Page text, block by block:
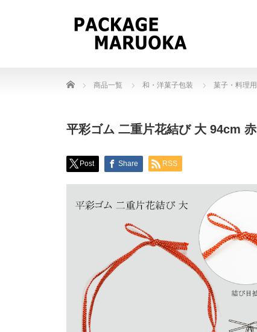
Home 商品一覧 和・洋菓子包装 菓子・料理用
平彩ゴム 二重片花結び 大 94cm 赤
Post Share RSS